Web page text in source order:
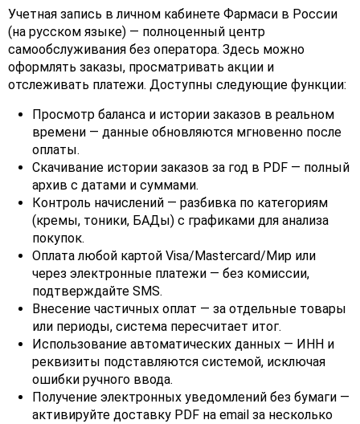
Учетная запись в личном кабинете Фармаси в России
(на русском языке) — полноценный центр
самообслуживания без оператора. Здесь можно
оформлять заказы, просматривать акции и
отслеживать платежи. Доступны следующие функции:
Просмотр баланса и истории заказов в реальном
времени — данные обновляются мгновенно после
оплаты.
Скачивание истории заказов за год в PDF — полный
архив с датами и суммами.
Контроль начислений — разбивка по категориям
(кремы, тоники, БАДы) с графиками для анализа
покупок.
Оплата любой картой Visa/Mastercard/Мир или
через электронные платежи — без комиссии,
подтверждайте SMS.
Внесение частичных оплат — за отдельные товары
или периоды, система пересчитает итог.
Использование автоматических данных — ИНН и
реквизиты подставляются системой, исключая
ошибки ручного ввода.
Получение электронных уведомлений без бумаги —
активируйте доставку PDF на email за несколько